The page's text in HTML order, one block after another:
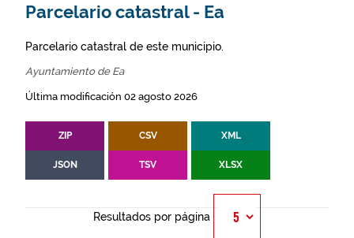
Parcelario catastral - Ea
Parcelario catastral de este municipio.
Ayuntamiento de Ea
Última modificación 02 agosto 2026
ZIP CSV XML
JSON TSV XLSX
Resultados por página